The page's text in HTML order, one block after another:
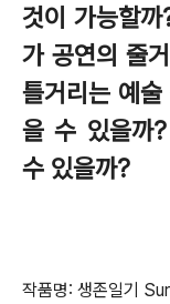
것이 가능할
가 공연의 줄
틀거리는 예
을 수 있을까
수 있을까?
작품명: 생존일기